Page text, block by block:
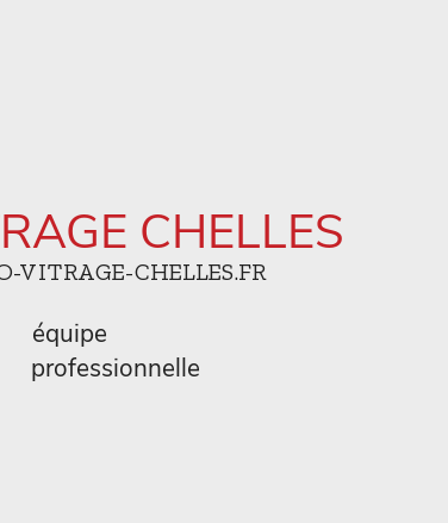
CHELLES
VITRAGE-CHELLES.FR
équipe
professionnelle